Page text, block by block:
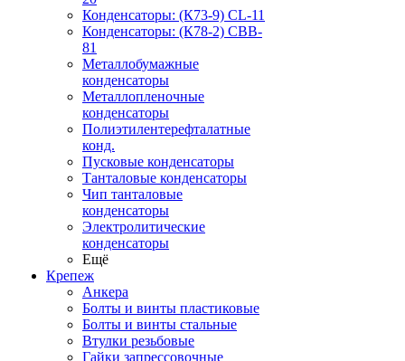
Конденсаторы: (К73-9) CL-11
Конденсаторы: (К78-2) CBB-
81
Металлобумажные
конденсаторы
Металлопленочные
конденсаторы
Полиэтилентерефталатные
конд.
Пусковые конденсаторы
Танталовые конденсаторы
Чип танталовые
конденсаторы
Электролитические
конденсаторы
Ещё
Крепеж
Анкера
Болты и винты пластиковые
Болты и винты стальные
Втулки резьбовые
Гайки запрессовочные